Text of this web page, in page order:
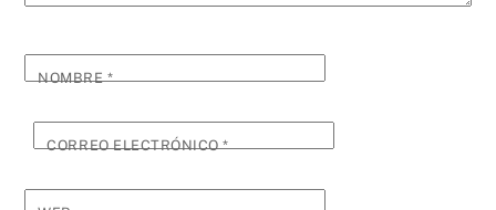
NOMBRE*
CORREO ELECTRÓNICO*